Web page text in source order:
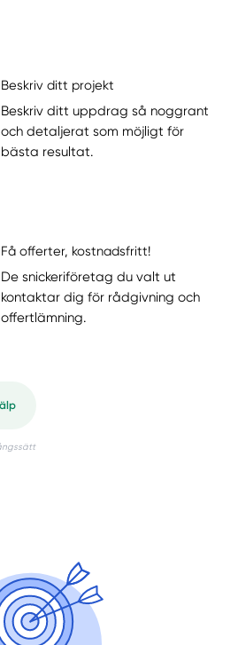
Beskriv ditt projekt
Beskriv ditt uppdrag så noggrant
och detaljerat som möjligt för
bästa resultat.
Få offerter, kostnadsfritt!
De snickeriföretag du valt ut
kontaktar dig för rådgivning och
offertlämning.